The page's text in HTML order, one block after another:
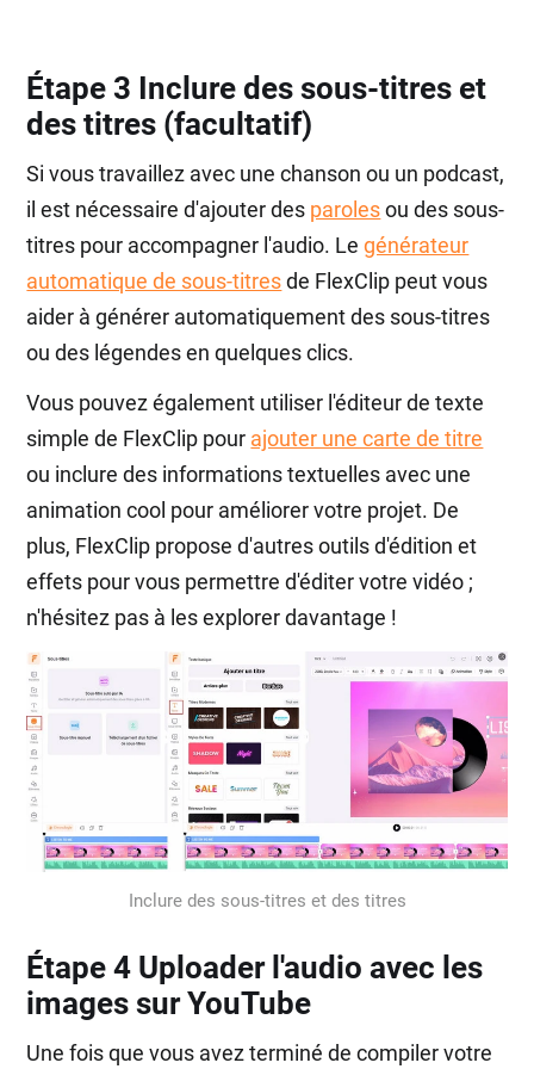
Étape 3 Inclure des sous-titres et
des titres (facultatif)
Si vous travaillez avec une chanson ou un podcast,
il est nécessaire d'ajouter des parolesou des sous-
titres pour accompagner l'audio. Legénérateur
automatique de sous-titresde FlexClip peut vous
aider à générer automatiquement des sous-titres
ou des légendes en quelques clics.
Vous pouvez également utiliser l'éditeur de texte
simple de FlexClip pour ajouter une carte de titre
ou inclure des informations textuelles avec une
animation cool pour améliorer votre projet. De
plus, FlexClip propose d'autres outils d'édition et
effets pour vous permettre d'éditer votre vidéo ;
n'hésitez pas à les explorer davantage !
Inclure des sous-titres et des titres
Étape 4 Uploader l'audio avec les
images sur YouTube
Une fois que vous avez terminé de compiler votre